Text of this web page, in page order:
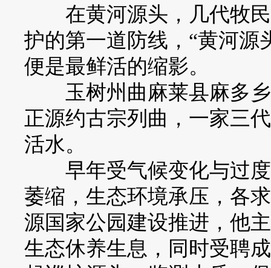
在黄河源头，几代牧民
护的第一道防线，“黄河源
便是最鲜活的缩影。
玉树州曲麻莱县麻多乡
正源约古宗列曲，一家三
活水。
早年受气候变化与过度
萎缩，生态环境承压，各
源国家公园建设推进，他
生态休养生息，同时受聘